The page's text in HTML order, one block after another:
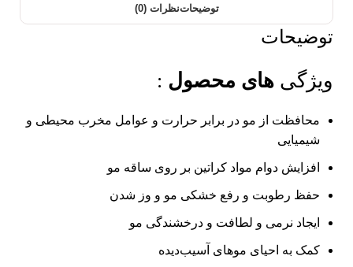
توضیحاتنظرات (0)
توضیحات
ویژگی های محصول :
محافظت از مو در برابر حرارت و عوامل مخرب محیطی و
شیمیایی
افزایش دوام مواد کراتین بر روی ساقه مو
حفظ رطوبت و رفع خشکی مو و وز شدن
ایجاد نرمی و لطافت و درخشندگی مو
کمک به احیای موهای آسیب‌دیده